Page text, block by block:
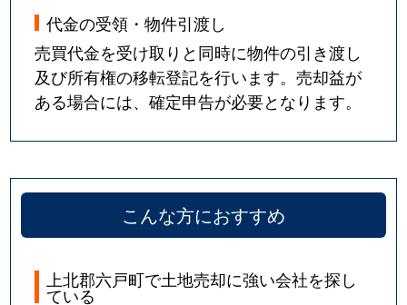
代金の受領・物件引渡し
売買代金を受け取りと同時に物件の引き渡し
及び所有権の移転登記を行います。売却益が
ある場合には、確定申告が必要となります。
こんな方におすすめ
上北郡六戸町で土地売却に強い会社を探し
ている